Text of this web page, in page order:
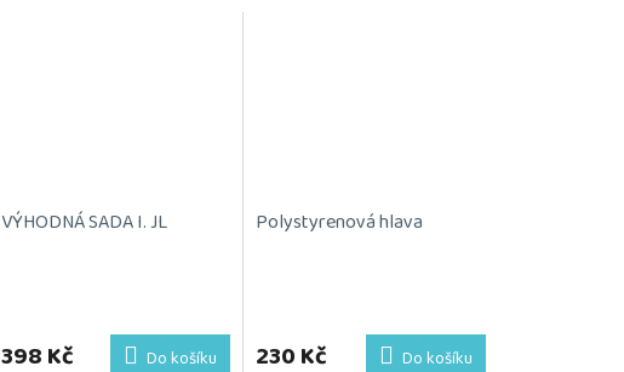
VÝHODNÁ SADA I. JL
398 Kč Do košíku
Polystyrenová hlava
230 Kč Do košíku